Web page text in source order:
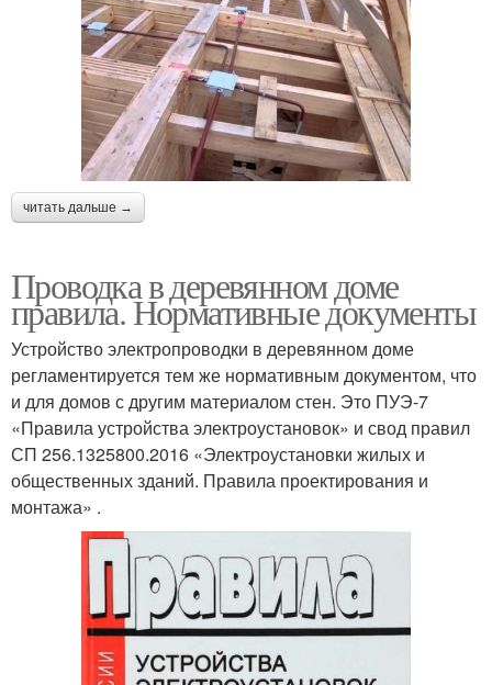
читать дальше →
Проводка в деревянном доме
правила. Нормативные документы
Устройство электропроводки в деревянном доме
регламентируется тем же нормативным документом, что
и для домов с другим материалом стен. Это ПУЭ-7
«Правила устройства электроустановок» и свод правил
СП 256.1325800.2016 «Электроустановки жилых и
общественных зданий. Правила проектирования и
монтажа» .